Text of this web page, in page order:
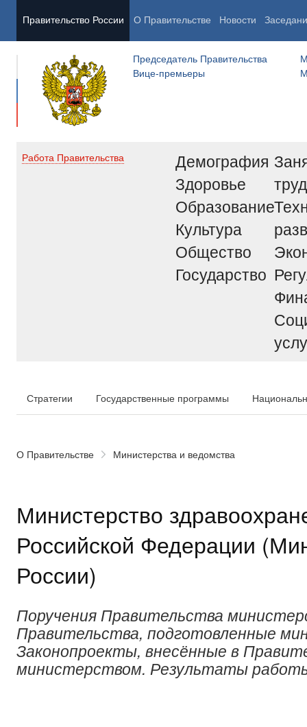
Правительство России О Правительстве Новости
Председатель Правительства
Вице-премьеры
Работа Правительства
Демография
Здоровье
Образование
Культура
Общество
Государство
труд
Стратегии Государственные программы
О Правительстве Министерства и ведомства
Министерство
Российской Федерации
России)
Поручения Правительства
Правительства, подготовленные
Законопроекты, внесённые в
министерством. Результаты